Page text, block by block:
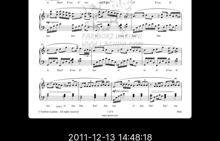
2011-12-13 14:48:18